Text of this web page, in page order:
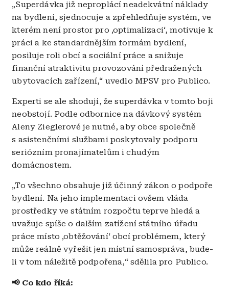
„Superdávka již neproplácí neadekvátní náklady
na bydlení, sjednocuje a zpřehledňuje systém, ve
kterém není prostor pro ‚optimalizaci‘, motivuje k
práci a ke standardnějším formám bydlení,
posiluje roli obcí a sociální práce a snižuje
finanční atraktivitu provozování předražených
ubytovacích zařízení,“ uvedlo MPSV pro Publico.
Experti se ale shodují, že superdávka v tomto boji
neobstojí. Podle odbornice na dávkový systém
Aleny Zieglerové je nutné, aby obce společně
s asistenčními službami poskytovaly podporu
seriózním pronajímatelům i chudým
domácnostem.
„To všechno obsahuje již účinný zákon o podpoře
bydlení. Na jeho implementaci ovšem vláda
prostředky ve státním rozpočtu teprve hledá a
uvažuje spíše o dalším zatížení státního úřadu
práce místo ‚obtěžování‘ obcí problémem, který
může reálně vyřešit jen místní samospráva, bude-
li v tom náležitě podpořena,“ sdělila pro Publico.
📢 Co kdo říká: